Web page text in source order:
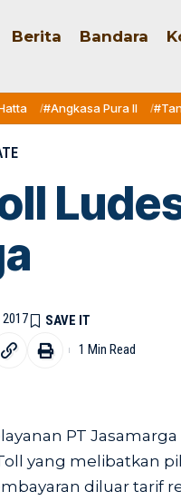
Berita Bandara
#Angkasa Pura II
1 Min Read
PT
yang melibatkan
diluar tarif